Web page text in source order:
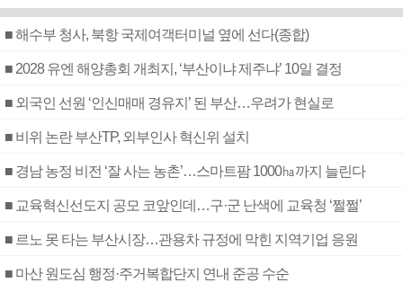
■ 해수부 청사, 북항 국제여객터미널 옆에 선다(종합)
■ 2028 유엔 해양총회 개최지, ‘부산이냐 제주냐’ 10일 결정
■ 외국인 선원 ‘인신매매 경유지’ 된 부산…우려가 현실로
■ 비위 논란 부산TP, 외부인사 혁신위 설치
■ 경남 농정 비전 ‘잘 사는 농촌’…스마트팜 1000㏊까지 늘린다
■ 교육혁신선도지 공모 코앞인데…구·군 난색에 교육청 ‘쩔쩔’
■ 르노 못 타는 부산시장…관용차 규정에 막힌 지역기업 응원
■ 마산 원도심 행정·주거복합단지 연내 준공 수순